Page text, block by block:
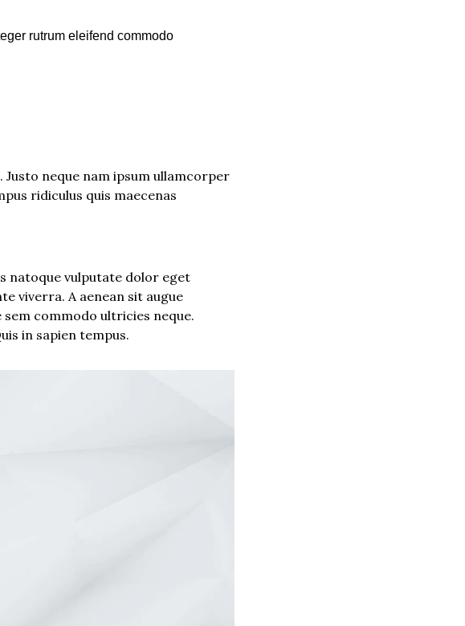
rutrum eleifend commodo
neque nam ipsum ullamcorper
ridiculus quis maecenas
natoque vulputate dolor eget
viverra. A aenean sit augue
commodo ultricies neque.
in sapien tempus.